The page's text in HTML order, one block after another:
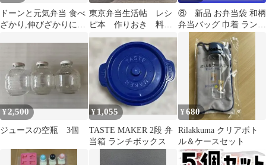
ドーンと元気弁当 食べ
ざかり,伸びざかりに
東京弁当生活帖 レシ
ピ本 作りおき 料理
本 杉森千紘 弁当
⑧ 新品 お弁当袋 和柄
弁当バッグ 巾着 ランチ
バック 曲げわっぱ
¥2,500
ジュースの空瓶 3個
¥ 1,055
TASTE MAKER 2段 弁
当箱 ランチボックス
¥680
Rilakkuma クリアボト
ル＆ケースセット